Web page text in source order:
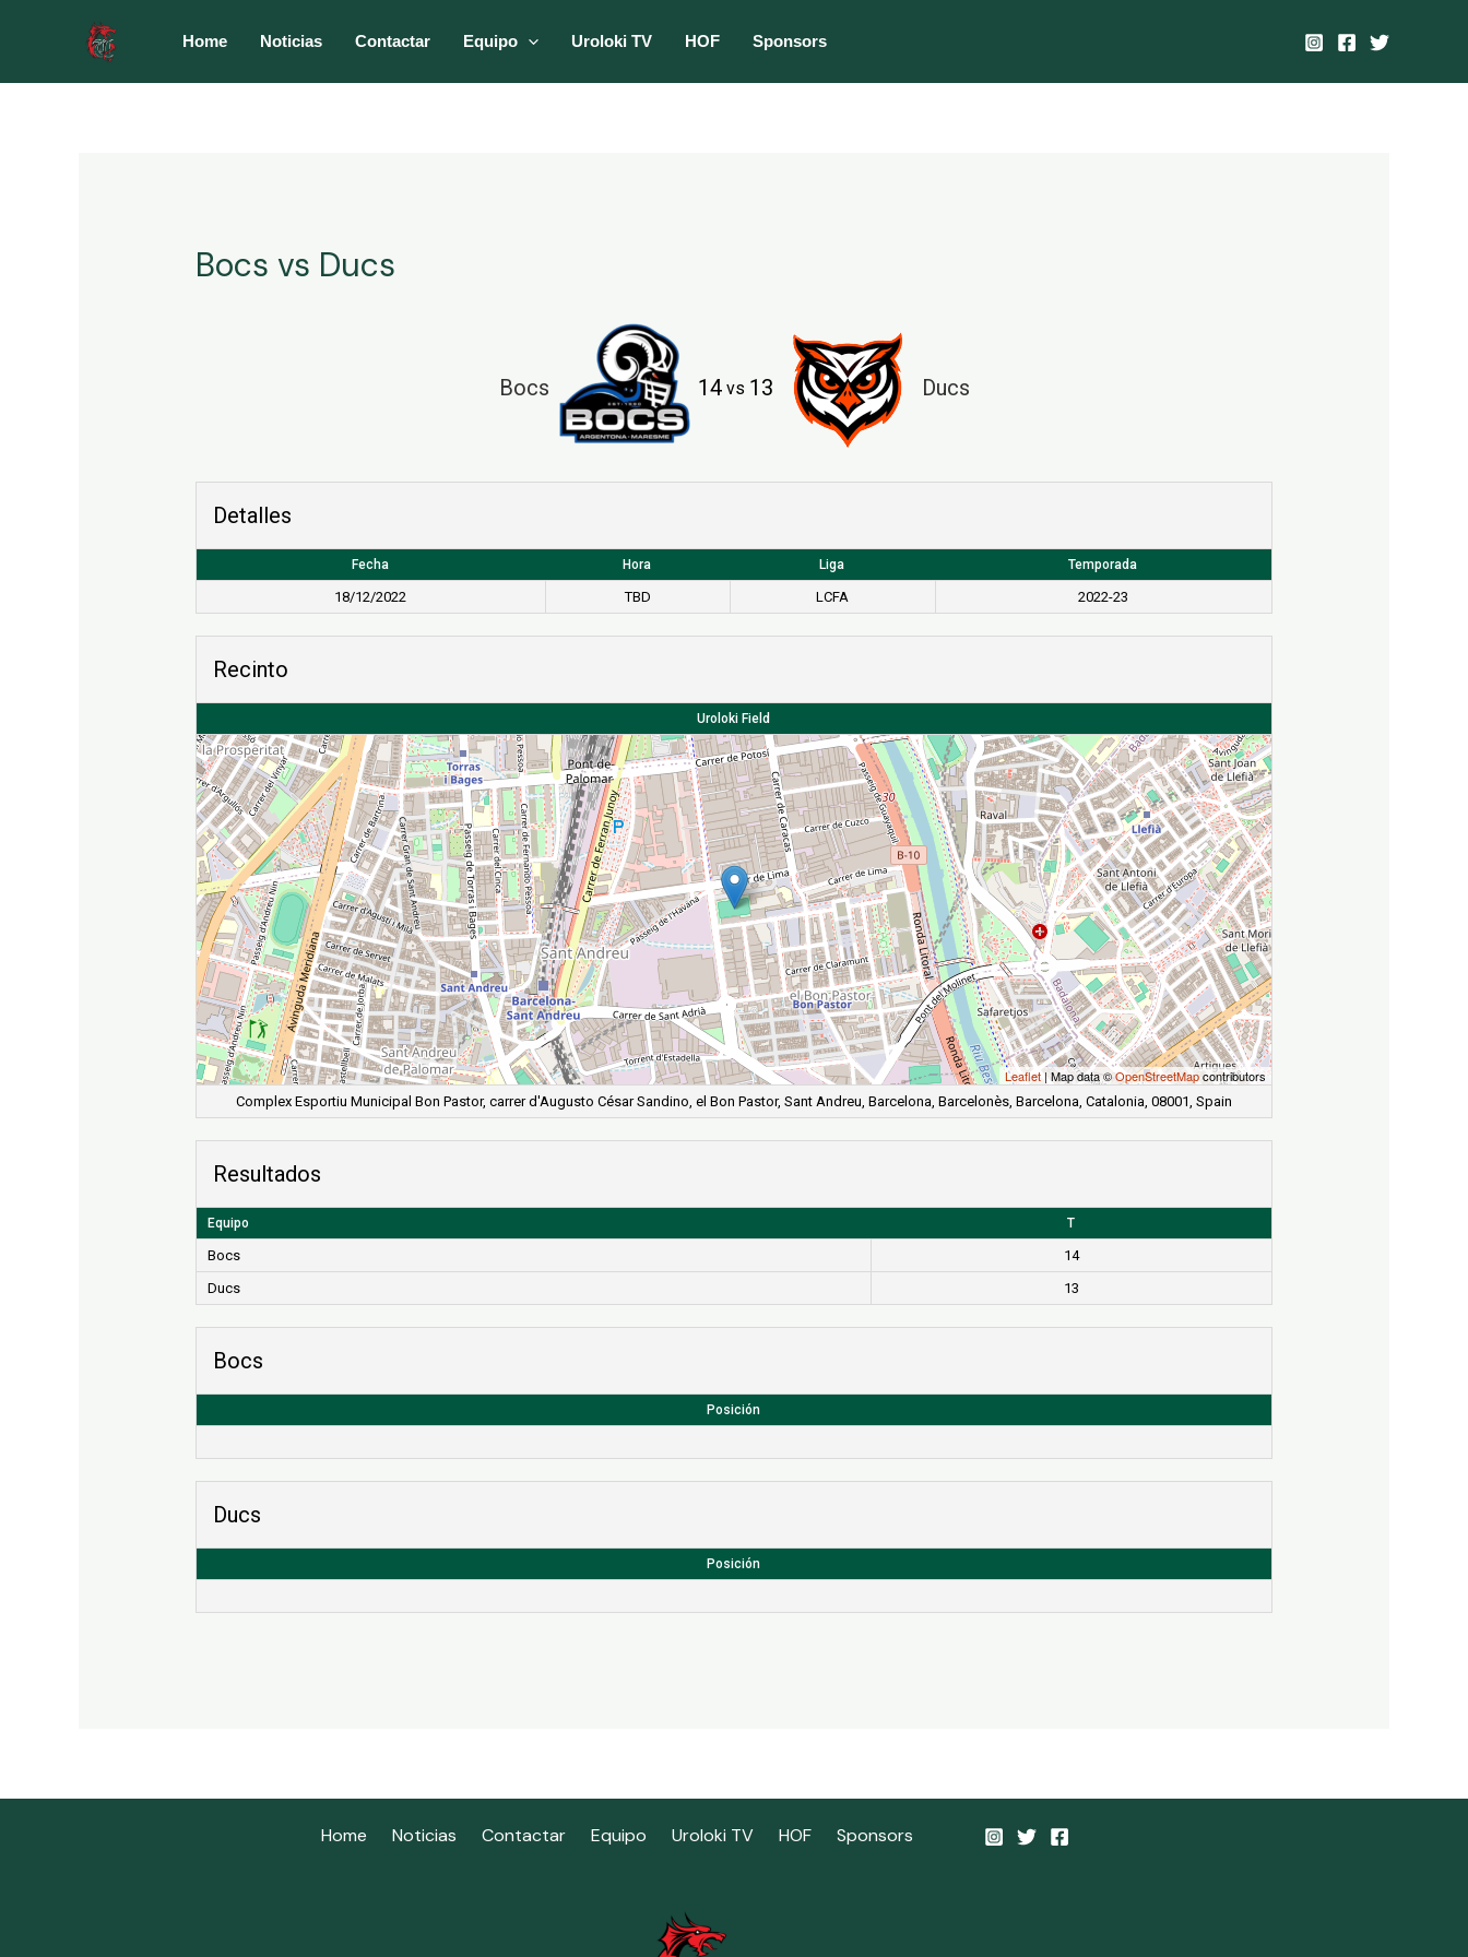
Home Noticias Contactar Equipo Uroloki TV HOF Sponsors
Bocs vs Ducs
Bocs 14vs 13 Ducs
Detalles
Fecha Hora Liga Temporada
18/12/2022 TBD LCFA 2022-23
Recinto
Uroloki Field
Leaflet| Map data ©OpenStreetMapcontributors
Complex Esportiu Municipal Bon Pastor, carrer d'Augusto César Sandino, el Bon Pastor, Sant Andreu, Barcelona, Barcelonès, Barcelona, Catalonia, 08001, Spain
Resultados
Equipo T
Bocs
14
Ducs
13
Bocs
Posición
Ducs
Posición
Home Noticias Contactar Equipo Uroloki TV HOF Sponsors